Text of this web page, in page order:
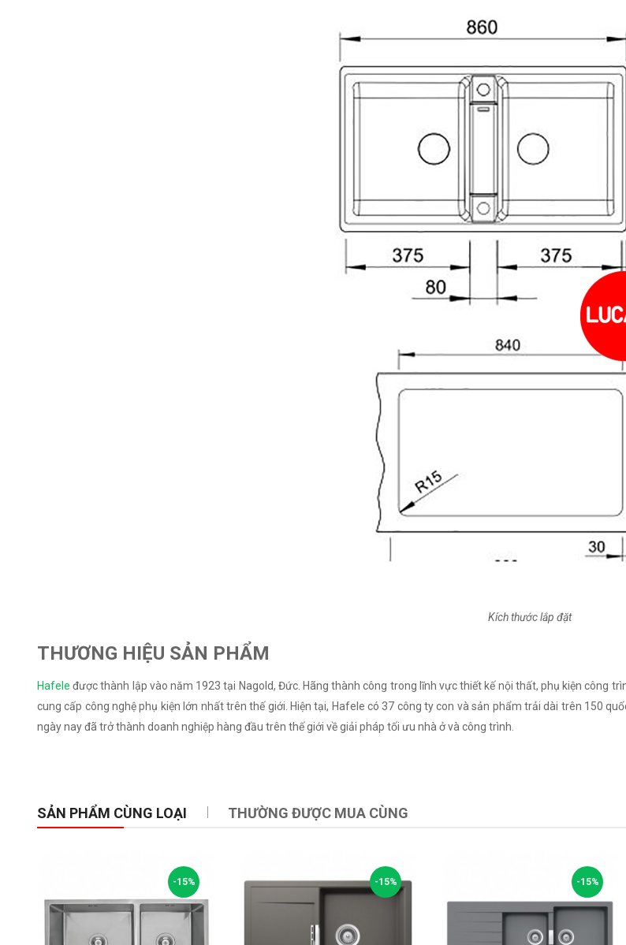
Kích thước lắp đặt
THƯƠNG HIỆU SẢN PHẨM
Hafele được thành lập vào năm 1923 tại Nagold, Đức. Hãng thành công trong lĩnh vực thiết kế nội thất, phụ kiện công
cung cấp công nghệ phụ kiện lớn nhất trên thế giới. Hiện tại, Hafele có 37 công ty con và sản phẩm trải dài trên 150
ngày nay đã trở thành doanh nghiệp hàng đầu trên thế giới về giải pháp tối ưu nhà ở và công trình.
SẢN PHẨM CÙNG LOẠI THƯỜNG ĐƯỢC MUA CÙNG
-15% -15% -15%